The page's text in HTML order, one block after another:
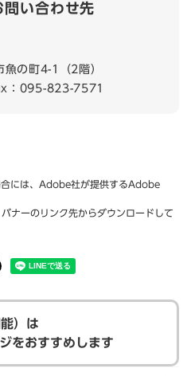
問い合わせ先
魚の町4-1（2階）
：095-823-7571
合には、Adobe社が提供するAdobe
ナーのリンク先からダウンロードして
）は
をおすすめします